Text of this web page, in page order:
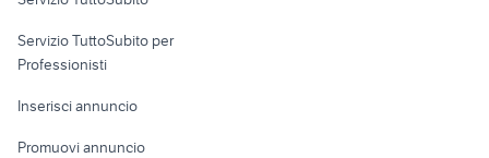
Informatica
Console e
Servizio TuttoSubito per
Professionisti
Inserisci annuncio
Promuovi annuncio